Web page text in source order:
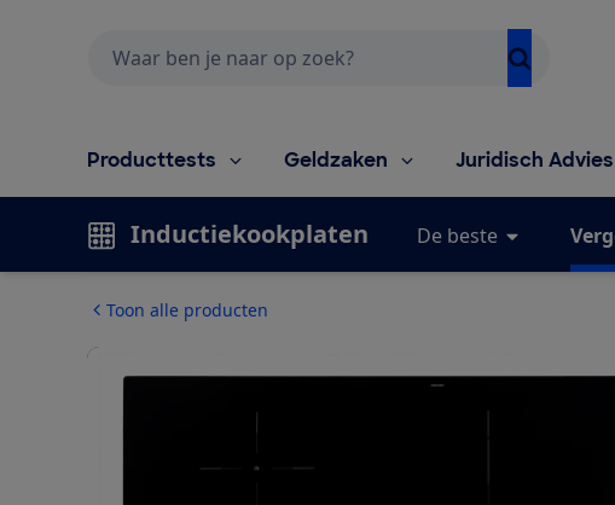
Producttests Geldzaken Juridisch Advies
Inductiekookplaten De beste
Toon alle producten